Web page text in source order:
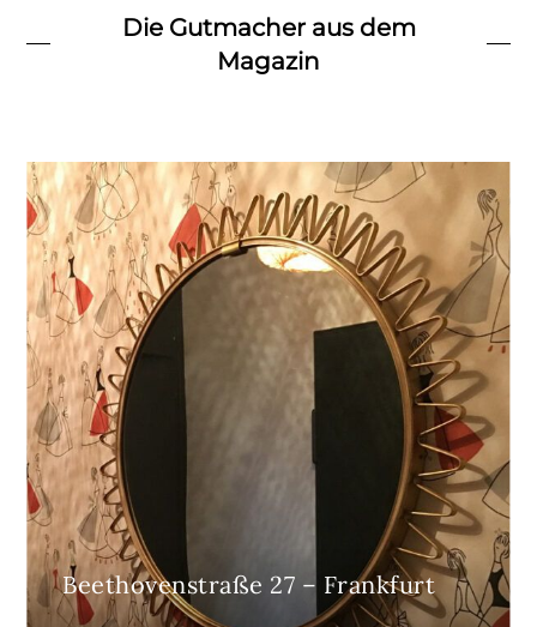
Die Gutmacher aus dem
Magazin
Beethovenstraße 27 – Frankfurt